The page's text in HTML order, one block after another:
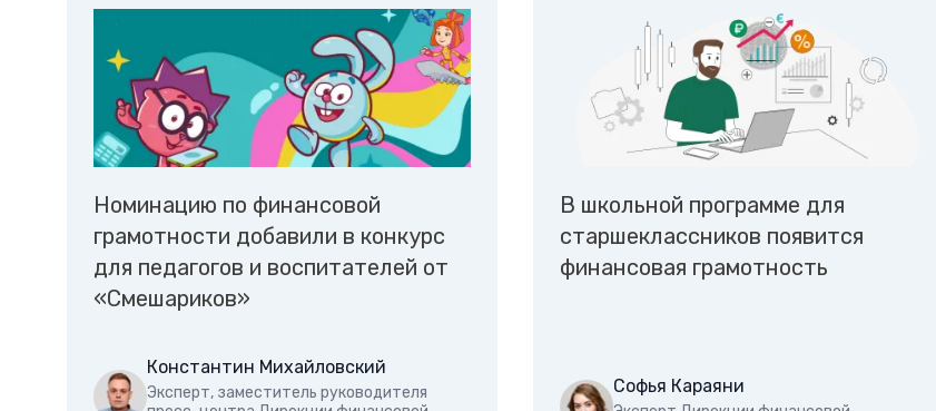
Номинацию по финансовой
грамотности добавили в конкурс
для педагогов и воспитателей от
«Смешариков»
Константин Михайловский
Эксперт, заместитель руководителя
В школьной программе для
старшеклассников появится
финансовая грамотность
Софья Караяни